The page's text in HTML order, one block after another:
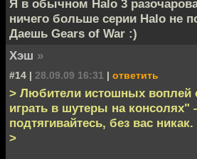
Я в обычном Halo 3
ничего больше серии Halo не
Даешь Gears of War :)
Хэш »
#14 | 28.09.09 16:31 | ответить
> Любители истошных воплей
играть в шутеры на
подтягивайтесь, без вас никак.
>